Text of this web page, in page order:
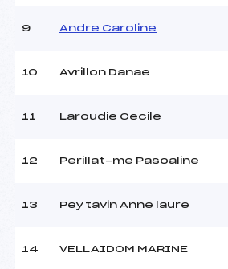
9 Andre Caroline
10 Avrillon Danae
11 Laroudie Cecile
12 Perillat-me Pascaline
13 Peytavin Anne laure
14 VELLAIDOM MARINE